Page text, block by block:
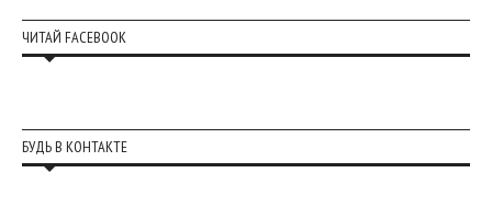
ЧИТАЙ FACEBOOK
БУДЬ В КОНТАКТЕ